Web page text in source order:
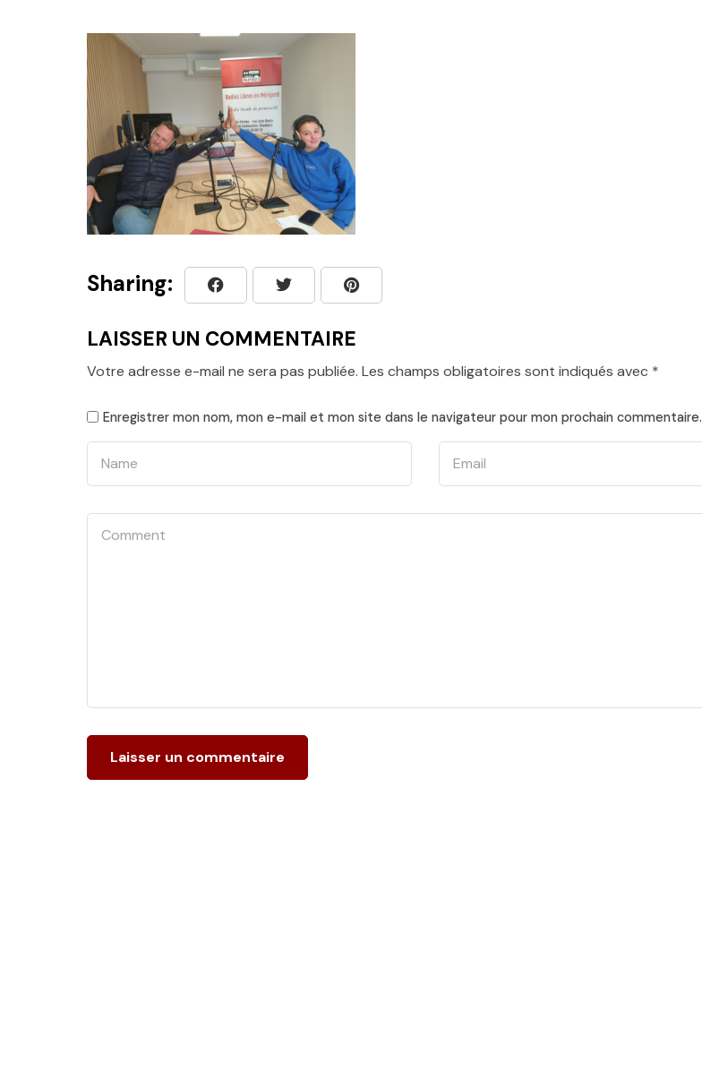
Sharing:
LAISSER UN COMMENTAIRE
Votre adresse e-mail ne sera pas publiée. Les champs obligatoires sont indiqués avec *
Enregistrer mon nom, mon e-mail et mon site dans le navigateur pour mon prochain commentaire.